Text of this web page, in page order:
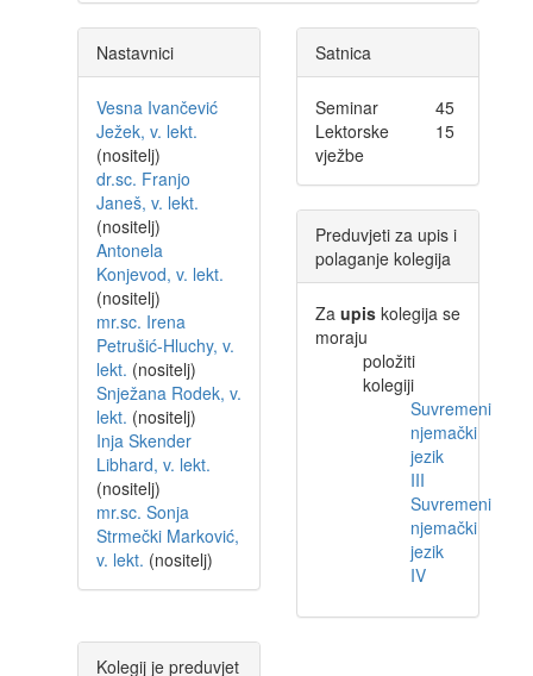
Nastavnici
Vesna Ivančević
Ježek, v. lekt.
(nositelj)
dr.sc. Franjo
Janeš, v. lekt.
(nositelj)
Antonela
Konjevod, v. lekt.
(nositelj)
mr.sc. Irena
Petrušić-Hluchy, v.
lekt. (nositelj)
Snježana Rodek, v.
lekt. (nositelj)
Inja Skender
Libhard, v. lekt.
(nositelj)
mr.sc. Sonja
Strmečki Marković,
v. lekt. (nositelj)
Satnica
Seminar
45
Lektorske
vježbe
15
Preduvjeti za upis i
polaganje kolegija
Za upis kolegija se
moraju
položiti
kolegiji
Suvremeni
njemački
jezik
III
Suvremeni
njemački
jezik
IV
Kolegij je preduvjet